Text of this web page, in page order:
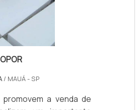
/ MAUÁ - SP
a venda de